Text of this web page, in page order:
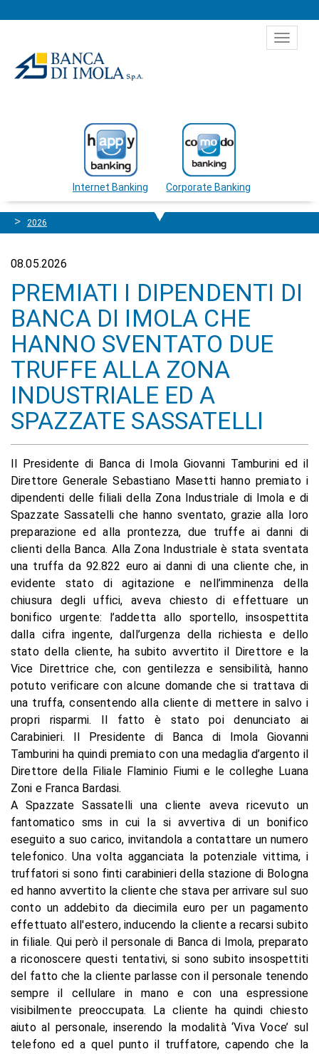
Toggle
Internet Banking Corporate Banking
2026
08.05.2026
PREMIATI I DIPENDENTI DI
BANCA DI IMOLA CHE
HANNO SVENTATO DUE
TRUFFE ALLA ZONA
INDUSTRIALE ED A
SPAZZATE SASSATELLI
Il Presidente di Banca di Imola Giovanni Tamburini ed il
Direttore Generale Sebastiano Masetti hanno premiato i
dipendenti delle filiali della Zona Industriale di Imola e di
Spazzate Sassatelli che hanno sventato, grazie alla loro
preparazione ed alla prontezza, due truffe ai danni di
clienti della Banca. Alla Zona Industriale è stata sventata
una truffa da 92.822 euro ai danni di una cliente che, in
evidente stato di agitazione e nell’imminenza della
chiusura degli uffici, aveva chiesto di effettuare un
bonifico urgente: l’addetta allo sportello, insospettita
dalla cifra ingente, dall’urgenza della richiesta e dello
stato della cliente, ha subito avvertito il Direttore e la
Vice Direttrice che, con gentilezza e sensibilità, hanno
potuto verificare con alcune domande che si trattava di
una truffa, consentendo alla cliente di mettere in salvo i
propri risparmi. Il fatto è stato poi denunciato ai
Carabinieri. Il Presidente di Banca di Imola Giovanni
Tamburini ha quindi premiato con una medaglia d’argento il
Direttore della Filiale Flaminio Fiumi e le colleghe Luana
Zoni e Franca Bardasi.
A Spazzate Sassatelli una cliente aveva ricevuto un
fantomatico sms in cui la si avvertiva di un bonifico
eseguito a suo carico, invitandola a contattare un numero
telefonico. Una volta agganciata la potenziale vittima, i
truffatori si sono finti carabinieri della stazione di Bologna
ed hanno avvertito la cliente che stava per arrivare sul suo
conto un addebito da diecimila euro per un pagamento
effettuato all'estero, inducendo la cliente a recarsi subito
in filiale. Qui però il personale di Banca di Imola, preparato
a riconoscere questi tentativi, si sono subito insospettiti
del fatto che la cliente parlasse con il personale tenendo
sempre il cellulare in mano e con una espressione
visibilmente preoccupata. La cliente ha quindi chiesto
aiuto al personale, inserendo la modalità ‘Viva Voce’ sul
telefono ed a quel punto il truffatore, capendo che la